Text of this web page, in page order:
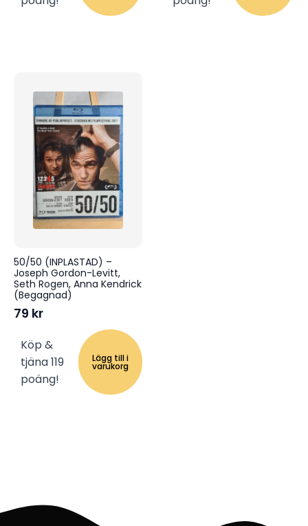
50/50 (INPLASTAD) –
Joseph Gordon-Levitt,
Seth Rogen, Anna Kendrick
(Begagnad)
79 kr
Köp &
tjäna 119
poäng!
Lägg till i
varukorg